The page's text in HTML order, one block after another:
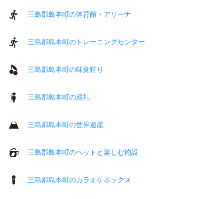
三島郡島本町の体育館・アリーナ
三島郡島本町のトレーニングセンター
三島郡島本町の味覚狩り
三島郡島本町の巡礼
三島郡島本町の世界遺産
三島郡島本町のペットと楽しむ施設
三島郡島本町のカラオケボックス